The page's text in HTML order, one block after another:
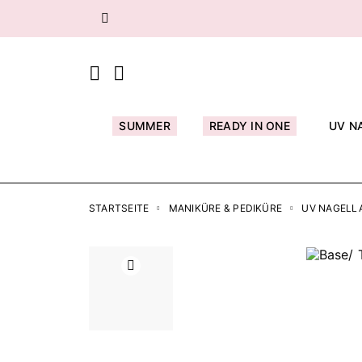
Zurück
SUMMER READY IN ONE UV
STARTSEITE MANIKÜRE & PEDIKÜRE UV
Zurück